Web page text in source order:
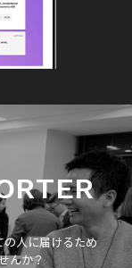
の人に届けるため
んか？